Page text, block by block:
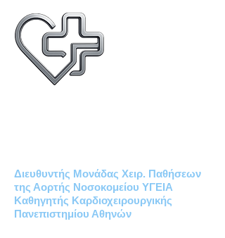
Διευθυντής Μονάδας Χειρ. Παθήσεων
της Αορτής Νοσοκομείου ΥΓΕΙΑ
Καθηγητής Καρδιοχειρουργικής
Πανεπιστημίου Αθηνών